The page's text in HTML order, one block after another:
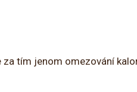
tím jenom omezování